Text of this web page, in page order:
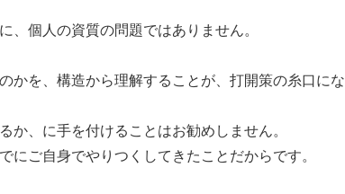
、個人の資質の問題ではありません。
かを、構造から理解することが、打開策の糸口に
か、に手を付けることはお勧めしません。
にご自身でやりつくしてきたことだからです。